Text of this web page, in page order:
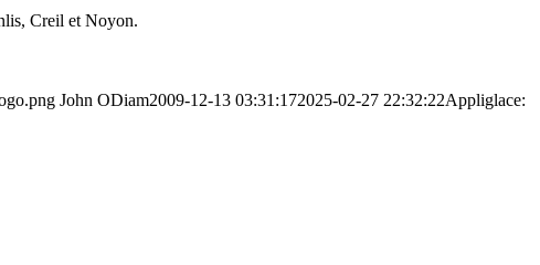
Creil et Noyon.
John ODiam2009-12-13 03:31:172025-02-27 22:32:22Appliglace: